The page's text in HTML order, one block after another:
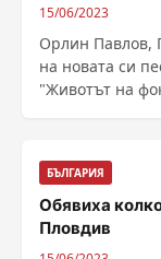
15/06/2023
Орлин Павлов,
на новата си
"Животът на
БЪЛГАРИЯ
Обявиха
Пловдив